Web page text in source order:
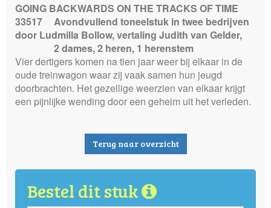
GOING BACKWARDS ON THE TRACKS OF TIME
33517
Avondvullend toneelstuk in twee bedrijven
door Ludmilla Bollow, vertaling Judith van Gelder,
2 dames, 2 heren, 1 herenstem
Vier dertigers komen na tien jaar weer bij elkaar in de
oude treinwagon waar zij vaak samen hun jeugd
doorbrachten. Het gezellige weerzien van elkaar krijgt
een pijnlijke wending door een geheim uit het verleden.
Terug naar overzicht
Bestel dit stuk